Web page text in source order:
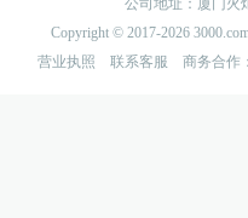
公司地址：厦门火
Copyright © 2017-2026
营业执照
联系客服 商务合作